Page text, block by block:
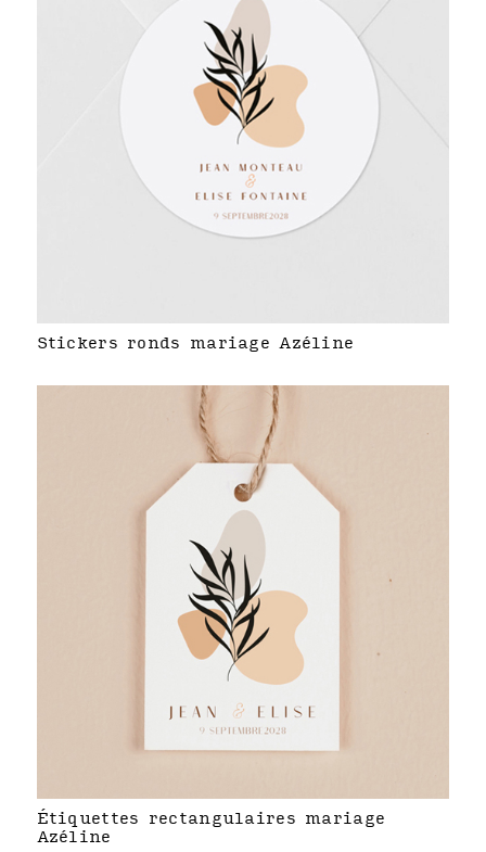
Stickers ronds mariage Azéline
Étiquettes rectangulaires mariage
Azéline